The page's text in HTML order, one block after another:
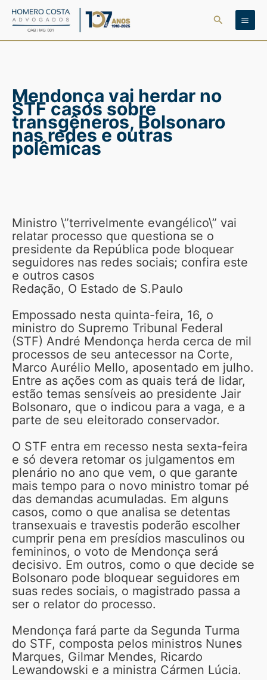
para
Pesquisar
Mendonça vai herdar no
STF casos sobre
transgêneros, Bolsonaro
nas redes e outras
polêmicas
Ministro \”terrivelmente evangélico\” vai
relatar processo que questiona se o
presidente da República pode bloquear
seguidores nas redes sociais; confira este
e outros casos
Redação, O Estado de S.Paulo
Empossado nesta quinta-feira, 16, o
ministro do Supremo Tribunal Federal
(STF) André Mendonça herda cerca de mil
processos de seu antecessor na Corte,
Marco Aurélio Mello, aposentado em julho.
Entre as ações com as quais terá de lidar,
estão temas sensíveis ao presidente Jair
Bolsonaro, que o indicou para a vaga, e a
parte de seu eleitorado conservador.
O STF entra em recesso nesta sexta-feira
e só devera retomar os julgamentos em
plenário no ano que vem, o que garante
mais tempo para o novo ministro tomar pé
das demandas acumuladas. Em alguns
casos, como o que analisa se detentas
transexuais e travestis poderão escolher
cumprir pena em presídios masculinos ou
femininos, o voto de Mendonça será
decisivo. Em outros, como o que decide se
Bolsonaro pode bloquear seguidores em
suas redes sociais, o magistrado passa a
ser o relator do processo.
Mendonça fará parte da Segunda Turma
do STF, composta pelos ministros Nunes
Marques, Gilmar Mendes, Ricardo
Lewandowski e a ministra Cármen Lúcia.